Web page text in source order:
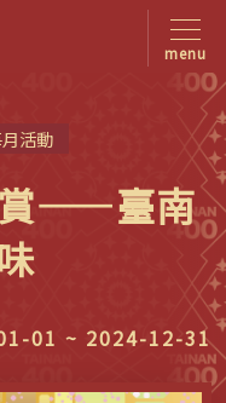
menu
活動
賞——臺南
01 ~ 2024-12-31